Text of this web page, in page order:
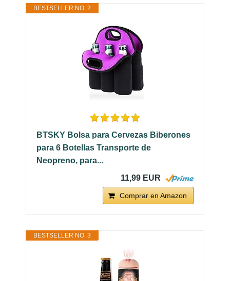
BESTSELLER NO. 2
BTSKY Bolsa para Cervezas Biberones
para 6 Botellas Transporte de
Neopreno, para...
11,99 EUR
Comprar en Amazon
BESTSELLER NO. 3